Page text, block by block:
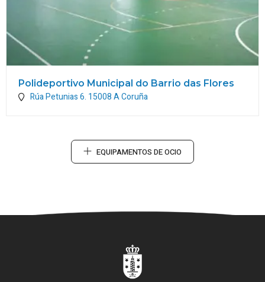
Polideportivo Municipal do Barrio das Flores
Rúa Petunias 6. 15008A Coruña
EQUIPAMENTOS DE OCIO